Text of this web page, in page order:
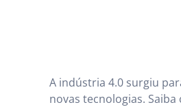
A indústria 4.0 surgiu
novas tecnologias.